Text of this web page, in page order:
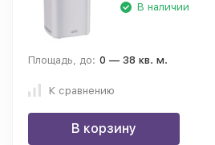
В наличии
Площадь, до: 0 — 38 кв. м.
К сравнению
В корзину